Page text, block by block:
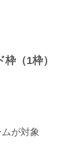
（1枠）
が対象